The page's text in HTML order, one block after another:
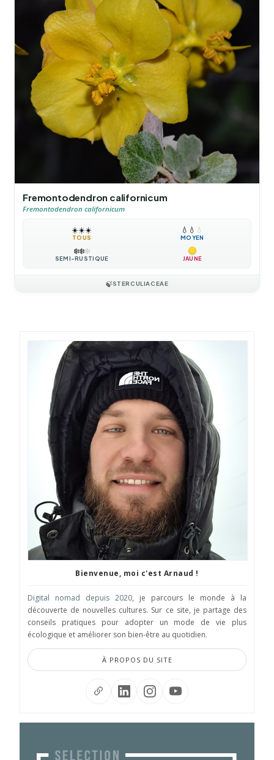
Fremontodendron californicum
Fremontodendron californicum
☀️☀️☀️
TOUS
💧 💧 💧
MOYEN
❄️❄️❄️
SEMI-RUSTIQUE JAUNE
🍃STERCULIACEAE
Bienvenue, moi c'est Arnaud !
Digital nomad depuis 2020, je parcours le monde à la
découverte de nouvelles cultures. Sur ce site, je partage des
conseils pratiques pour adopter un mode de vie plus
écologique et améliorer son bien-être au quotidien.
À PROPOS DU SITE